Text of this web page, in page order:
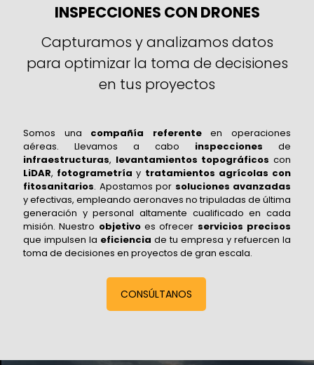
INSPECCIONES CON DRONES
Capturamos y analizamos datos
para optimizar la toma de decisiones
en tus proyectos
Somos una compañía referenteen operaciones
aéreas. Llevamos a cabo inspecciones de
infraestructuras, levantamientos topográficos con
LiDAR, fotogrametría y tratamientos agrícolas con
fitosanitarios. Apostamos por soluciones avanzadas
y efectivas, empleando aeronaves no tripuladas de última
generación y personal altamente cualificado en cada
misión. Nuestro objetivoes ofrecer servicios precisos
que impulsen la eficiencia de tu empresa y refuercen la
toma de decisiones en proyectos de gran escala.
CONSÚLTANOS